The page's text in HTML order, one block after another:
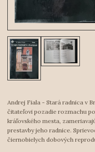
Andrej Fiala - Stará radnica v
čitateľovi pozadie rozmachu
kráľovského mesta,
prestavby jeho radnice.
čiernobielych dobových